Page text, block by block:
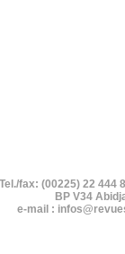
Tel./fax: (00225) 22 444
BP V34
e-mail :